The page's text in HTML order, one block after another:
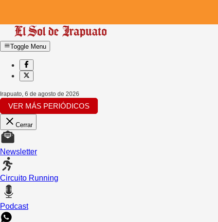
Toggle Menu
Irapuato, 6 de agosto de 2026
VER MÁS PERIÓDICOS
Cerrar
Newsletter
Circuito Running
Podcast